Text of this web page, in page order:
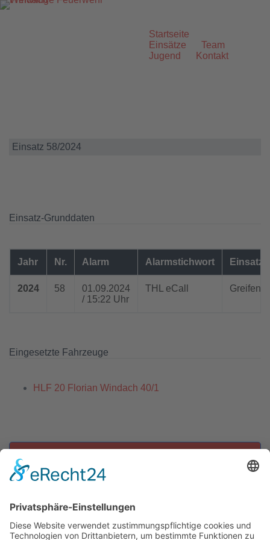
Zum
Startseite
Einsätze
Team
Jugend
Kontakt
Einsatz 58/2024
Einsatz-Grunddaten
Jahr Nr. Alarm Alarmstichwort
2024 58
01.09.2024
/ 15:22 Uhr
THL eCall
Eingesetzte Fahrzeuge
HLF 20 Florian Windach 40/1